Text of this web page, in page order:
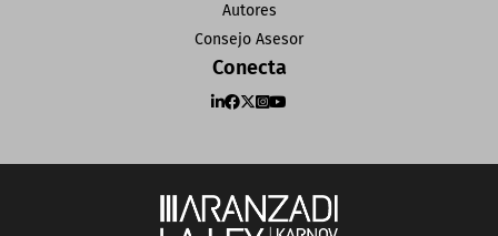
Autores
Consejo Asesor
Conecta